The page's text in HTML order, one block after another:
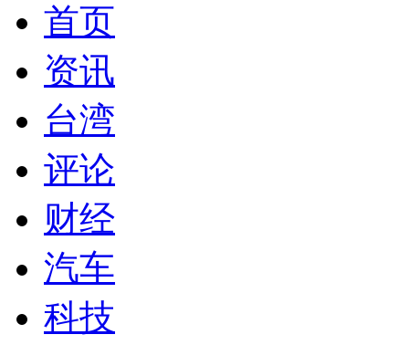
首页
资讯
台湾
评论
财经
汽车
科技